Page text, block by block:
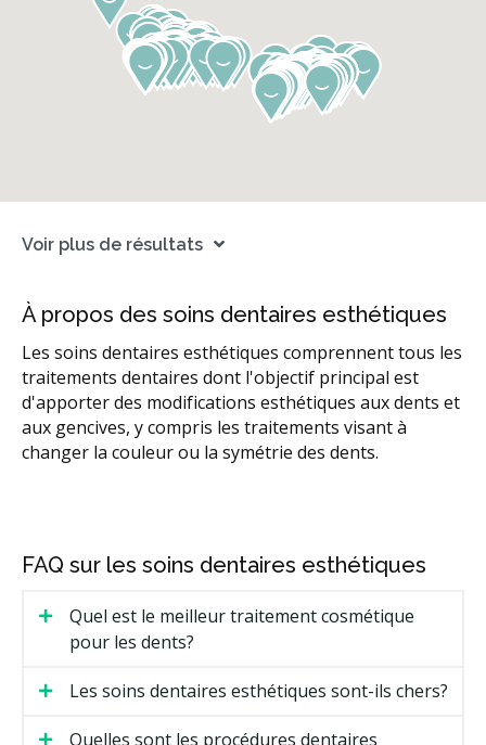
Voir plus de résultats
À propos des soins dentaires esthétiques
Les soins dentaires esthétiques comprennent tous les
traitements dentaires dont l'objectif principal est
d'apporter des modifications esthétiques aux dents et
aux gencives, y compris les traitements visant à
changer la couleur ou la symétrie des dents.
FAQ sur les soins dentaires esthétiques
Quel est le meilleur traitement cosmétique
pour les dents?
Les soins dentaires esthétiques sont-ils chers?
Quelles sont les procédures dentaires